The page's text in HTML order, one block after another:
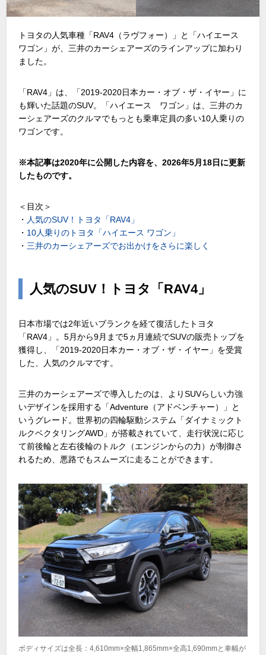
トヨタの人気車種「RAV4（ラヴフォー）」と「ハイエース
ワゴン」が、三井のカーシェアーズのラインアップに加わり
ました。
「RAV4」は、「2019-2020日本カー・オブ・ザ・イヤー」に
も輝いた話題のSUV。「ハイエース ワゴン」は、三井のカ
ーシェアーズのクルマでもっとも乗車定員の多い10人乗りの
ワゴンです。
※本記事は2020年に公開した内容を、2026年5月18日に更新
したものです。
＜目次＞
・ 人気のSUV！トヨタ「RAV4」
・ 10人乗りのトヨタ「ハイエース ワゴン」
・ 三井のカーシェアーズでお出かけをさらに楽しく
人気のSUV！トヨタ「RAV4」
日本市場では2年近いブランクを経て復活したトヨタ
「RAV4」。5月から9月まで5ヵ月連続でSUVの販売トップを
獲得し、「2019-2020日本カー・オブ・ザ・イヤー」を受賞
した、人気のクルマです。
三井のカーシェアーズで導入したのは、よりSUVらしい力強
いデザインを採用する「Adventure（アドベンチャー）」と
いうグレード。世界初の四輪駆動システム「ダイナミックト
ルクベクタリングAWD」が搭載されていて、走行状況に応じ
て前後輪と左右後輪のトルク（エンジンからの力）が制御さ
れるため、悪路でもスムーズに走ることができます。
ボディサイズは全長：4,610mm×全幅1,865mm×全高1,690mmと車幅が